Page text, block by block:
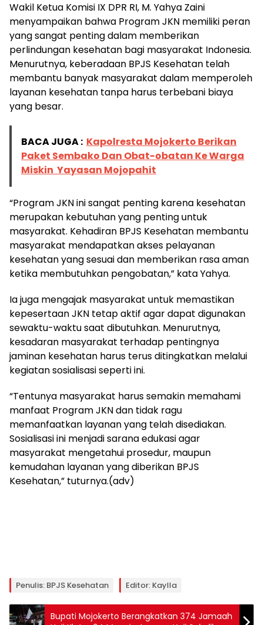
Wakil Ketua Komisi IX DPR RI, M. Yahya Zaini
menyampaikan bahwa Program JKN memiliki peran
yang sangat penting dalam memberikan
perlindungan kesehatan bagi masyarakat Indonesia.
Menurutnya, keberadaan BPJS Kesehatan telah
membantu banyak masyarakat dalam memperoleh
layanan kesehatan tanpa harus terbebani biaya
yang besar.
BACA JUGA : Kapolresta Mojokerto Berikan
Paket Sembako Dan Obat-obatan Ke Warga
Miskin Yayasan Mojopahit
“Program JKN ini sangat penting karena kesehatan
merupakan kebutuhan yang penting untuk
masyarakat. Kehadiran BPJS Kesehatan membantu
masyarakat mendapatkan akses pelayanan
kesehatan yang sesuai dan memberikan rasa aman
ketika membutuhkan pengobatan,” kata Yahya.
Ia juga mengajak masyarakat untuk memastikan
kepesertaan JKN tetap aktif agar dapat digunakan
sewaktu-waktu saat dibutuhkan. Menurutnya,
kesadaran masyarakat terhadap pentingnya
jaminan kesehatan harus terus ditingkatkan melalui
kegiatan sosialisasi seperti ini.
“Tentunya masyarakat harus semakin memahami
manfaat Program JKN dan tidak ragu
memanfaatkan layanan yang telah disediakan.
Sosialisasi ini menjadi sarana edukasi agar
masyarakat mengetahui prosedur, maupun
kemudahan layanan yang diberikan BPJS
Kesehatan,” tuturnya.(adv)
Penulis: BPJS Kesehatan Editor: Kaylla
Bupati Mojokerto Berangkatkan 374 Jamaah